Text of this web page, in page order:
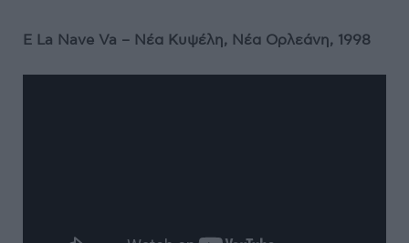
E La Nave Va – Νέα Κυψέλη, Νέα Ορλεάνη, 1998